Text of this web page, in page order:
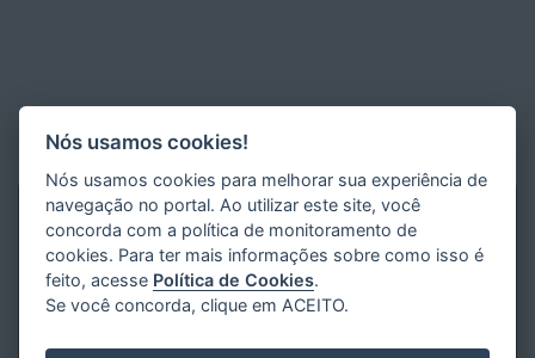
Nós usamos cookies!
Nós usamos cookies para melhorar sua experiência de
navegação no portal. Ao utilizar este site, você
concorda com a política de monitoramento de
cookies. Para ter mais informações sobre como isso é
feito, acesse Política de Cookies.
Se você concorda, clique em ACEITO.